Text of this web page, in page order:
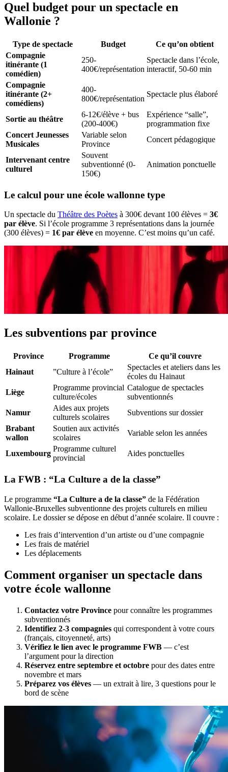
Quel budget pour un spectacle en
Wallonie ?
Type de spectacle Budget
Ce qu’on obtient
Compagnie
itinérante (1
comédien)
250-
400€/représentation
Spectacle dans l’école,
interactif, 50-60 min
Compagnie
itinérante (2+
comédiens)
400-
800€/représentation
Spectacle plus élaboré
Sortie au théâtre
6-12€/élève + bus
(200-400€)
Expérience “salle”,
programmation fixe
Concert Jeunesses
Musicales
Variable selon
Province
Concert pédagogique
Intervenant centre
culturel
Souvent
subventionné (0-
150€)
Animation ponctuelle
Le calcul pour une école wallonne type
Un spectacle du Théâtre des Poètes à 300€ devant 100 élèves = 3€
par élève. Si l’école programme 3 représentations dans la journée
(300 élèves) = 1€ par élève en moyenne. C’est moins qu’un café.
Les subventions par province
Province Programme
Ce qu’il couvre
Hainaut
”Culture à l’école”
Spectacles et ateliers dans les
écoles du Hainaut
Liège
Programme provincial
culture/écoles
Catalogue de spectacles
subventionnés
Namur
Aides aux projets
culturels scolaires
Subventions sur dossier
Brabant
wallon
Soutien aux activités
scolaires
Variable selon les années
Luxembourg
Programme culturel
provincial
Aides ponctuelles
La FWB : “La Culture a de la classe”
Le programme “La Culture a de la classe” de la Fédération
Wallonie-Bruxelles subventionne des projets culturels en milieu
scolaire. Le dossier se dépose en début d’année scolaire. Il couvre :
Les frais d’intervention d’un artiste ou d’une compagnie
Les frais de matériel
Les déplacements
Comment organiser un spectacle dans
votre école wallonne
Contactez votre Province pour connaître les programmes
subventionnés
Identifiez 2-3 compagnies qui correspondent à votre cours
(français, citoyenneté, arts)
Vérifiez le lien avec le programme FWB — c’est
l’argument pour la direction
Réservez entre septembre et octobre pour des dates entre
novembre et mars
Préparez vos élèves — un extrait à lire, 3 questions pour le
bord de scène